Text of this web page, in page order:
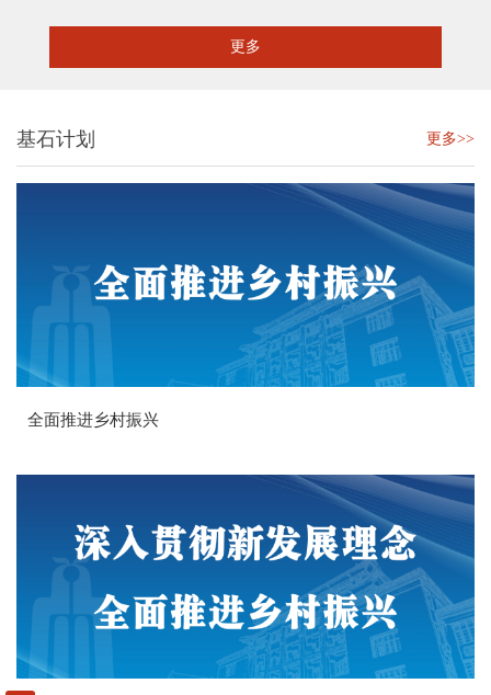
更多
基石计划 更多>>
全面推进乡村振兴